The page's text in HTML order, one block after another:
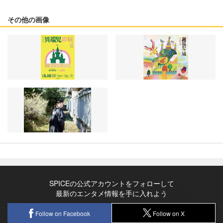
その他の画像
SPICEの公式アカウントをフォローして
最新のエンタメ情報を手に入れよう
Follow on Facebook Follow on X